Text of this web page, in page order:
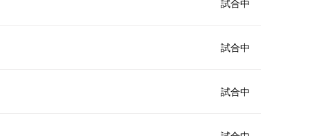
試合中
試合中
試合中